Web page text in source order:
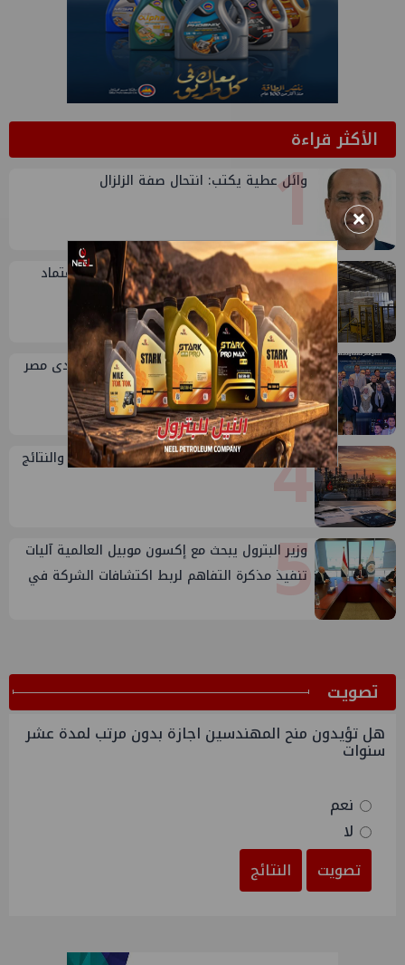
الأكثر قراءة1
وائل عطية يكتب: انتحال صفة الزلزال
2
سيدبك تؤكد ريادتها في جودة الخامات باعتماد
عالمي جديد
3
إسدال الستار على النسخة الثانية من "منتدى مصر
للطاقة والصناعة 2026" بنجاح
4
تقييم أداء وزارة البترول...بين حساب الأداء والنتائج
5
وزير البترول يبحث مع إكسون موبيل العالمية آليات
تنفيذ مذكرة التفاهم لربط اكتشافات الشركة في
ﺗﺼﻮﻳﺖ
هل تؤيدون منح المهندسين اجازة بدون مرتب لمدة عشر
سنوات
نعم
لا
تصويت
النتائج
×